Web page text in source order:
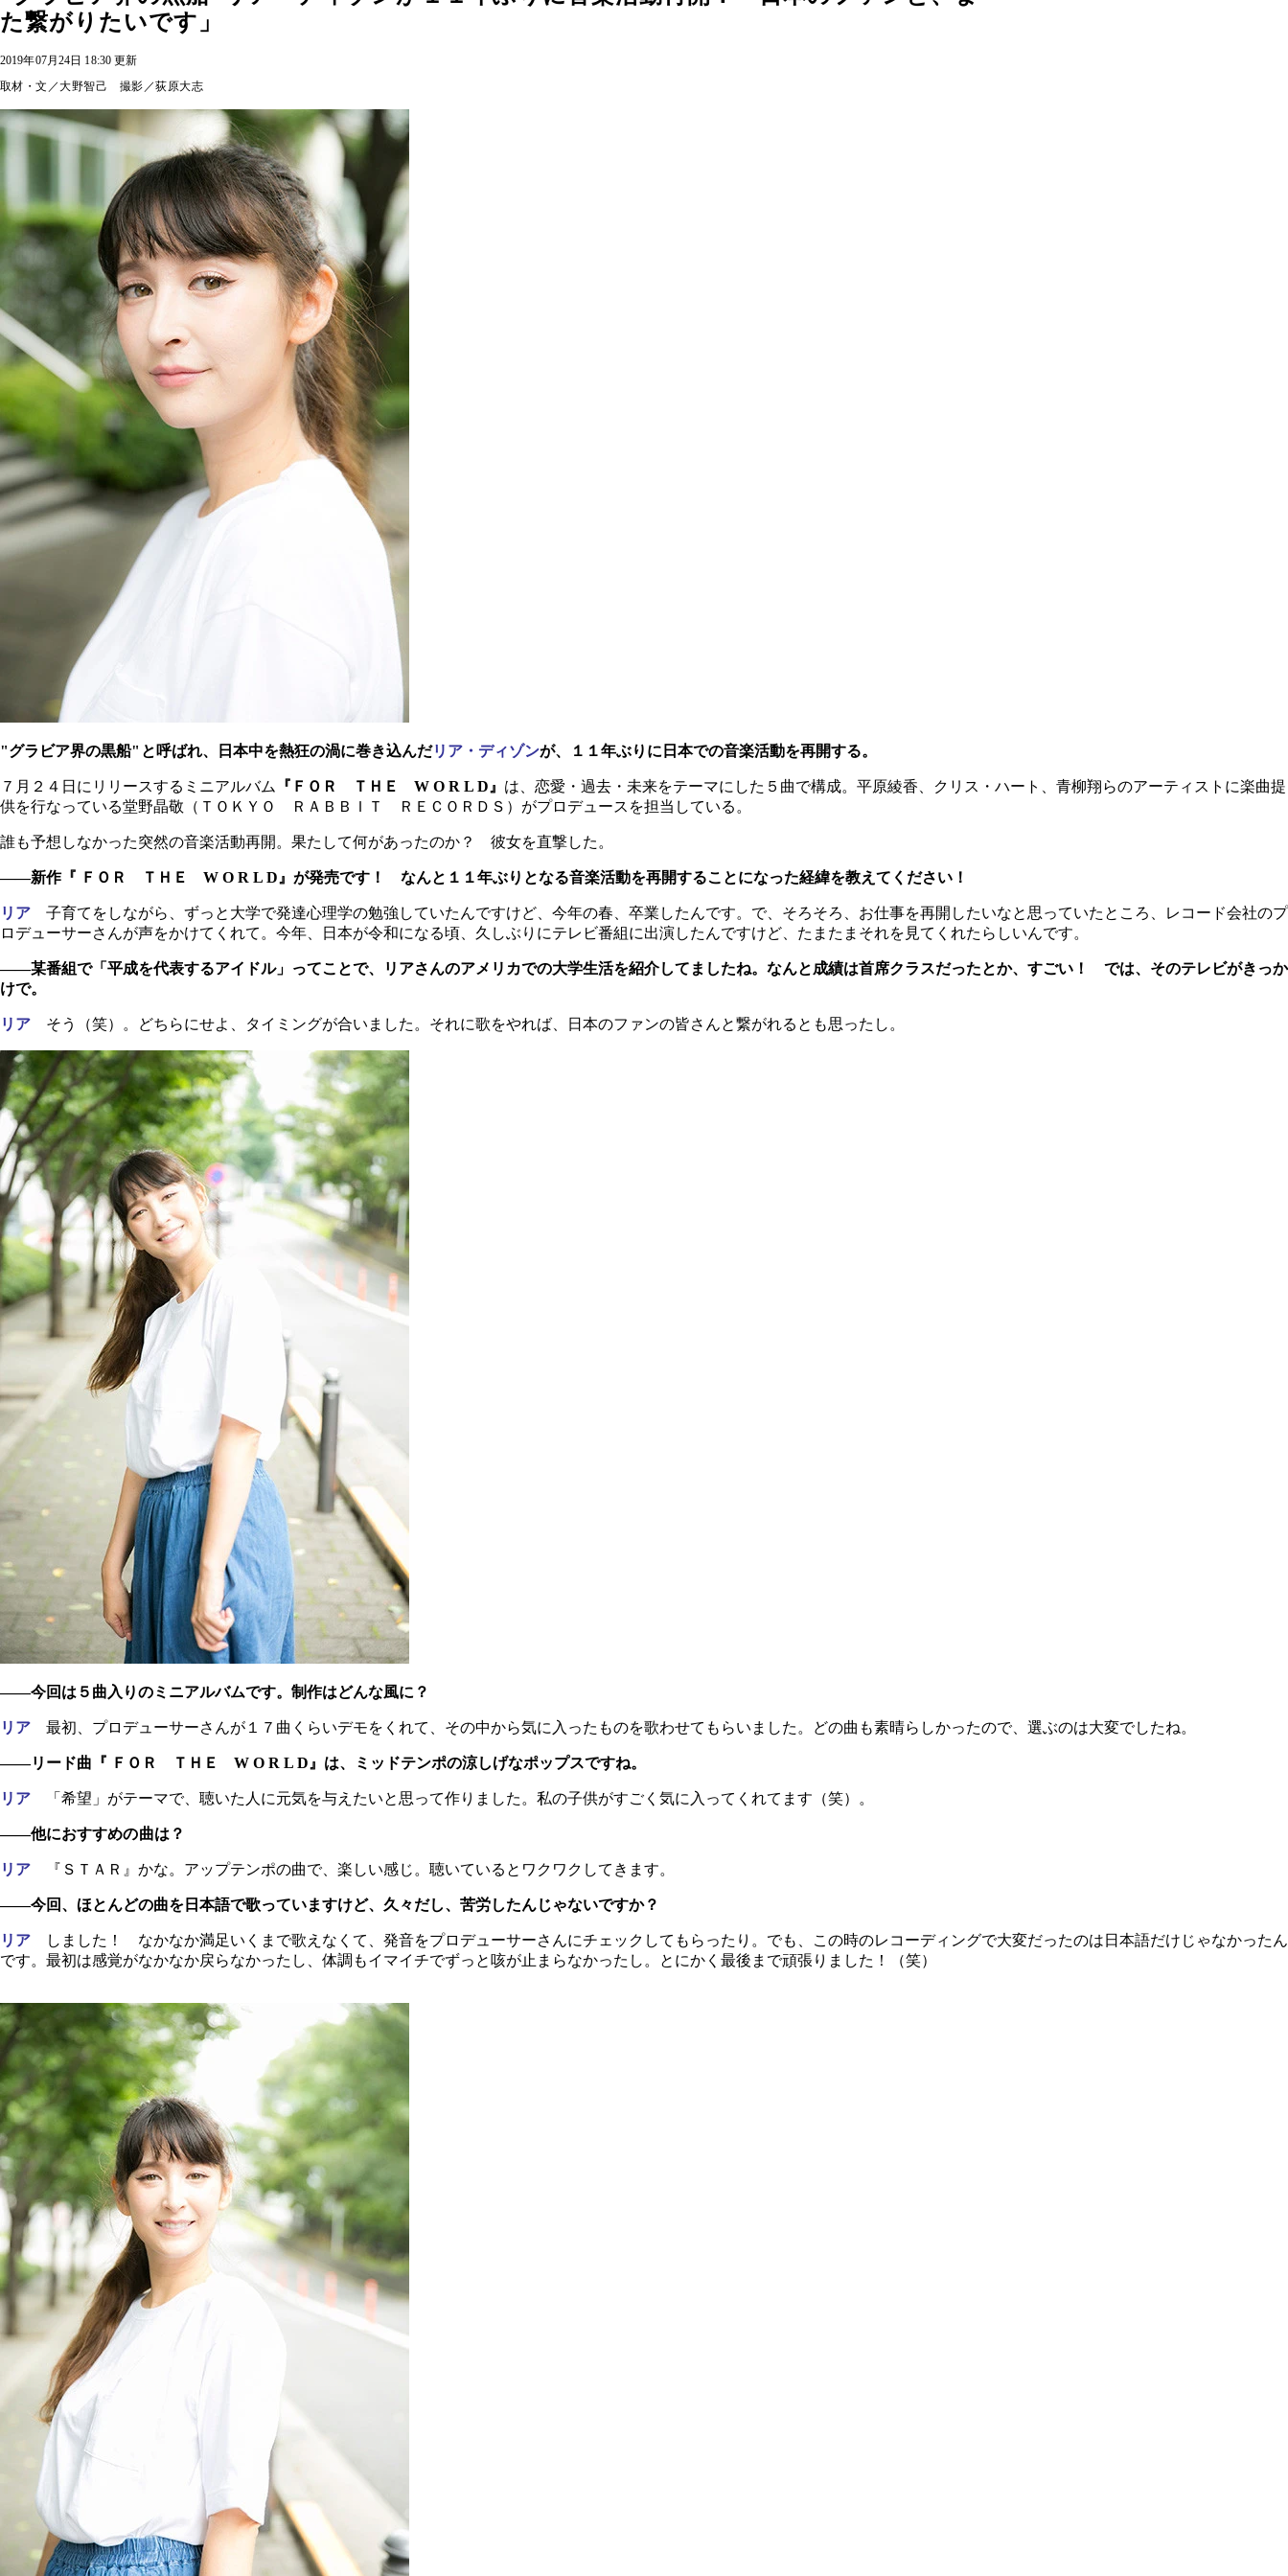
た繋がりたいです」
2019年07月24日 18:30 更新
取材・文／大野智己 撮影／荻原大志
"グラビア界の黒船" と呼ばれ、日本中を熱狂の渦に巻き込んだリア・ディゾンが、１１年ぶりに日本での音楽活動を再開する。
７月２４日にリリースするミニアルバム 『ＦＯＲ ＴＨＥ W O R L D』 は、恋愛・過去・未来をテーマにした５曲で構成。平原綾香、クリス・ハート、青柳翔らのアーティストに楽曲提
供を行なっている堂野晶敬（ＴＯＫＹＯ ＲＡＢＢＩＴ ＲＥＣＯＲＤＳ）がプロデュースを担当している。
誰も予想しなかった突然の音楽活動再開。果たして何があったのか？ 彼女を直撃した。
――新作『 ＦＯＲ ＴＨＥ W O R L D』が発売です！ なんと１１年ぶりとなる音楽活動を再開することになった経緯を教えてください！
リア 子育てをしながら、ずっと大学で発達心理学の勉強していたんですけど、今年の春、卒業したんです。で、そろそろ、お仕事を再開したいなと思っていたところ、レコード会社のプ
ロデューサーさんが声をかけてくれて。今年、日本が令和になる頃、久しぶりにテレビ番組に出演したんですけど、たまたまそれを見てくれたらしいんです。
――某番組で「平成を代表するアイドル」ってことで、リアさんのアメリカでの大学生活を紹介してましたね。なんと成績は首席クラスだったとか、すごい！ では、そのテレビがきっか
けで。
リア そう（笑）。どちらにせよ、タイミングが合いました。それに歌をやれば、日本のファンの皆さんと繋がれるとも思ったし。
――今回は５曲入りのミニアルバムです。制作はどんな風に？
リア 最初、プロデューサーさんが１７曲くらいデモをくれて、その中から気に入ったものを歌わせてもらいました。どの曲も素晴らしかったので、選ぶのは大変でしたね。
――リード曲『 ＦＯＲ ＴＨＥ W O R L D』は、ミッドテンポの涼しげなポップスですね。
リア 「希望」がテーマで、聴いた人に元気を与えたいと思って作りました。私の子供がすごく気に入ってくれてます（笑）。
――他におすすめの曲は？
リア 『ＳＴＡＲ』かな。アップテンポの曲で、楽しい感じ。聴いているとワクワクしてきます。
――今回、ほとんどの曲を日本語で歌っていますけど、久々だし、苦労したんじゃないですか？
リア しました！ なかなか満足いくまで歌えなくて、発音をプロデューサーさんにチェックしてもらったり。でも、この時のレコーディングで大変だったのは日本語だけじゃなかったん
です。最初は感覚がなかなか戻らなかったし、体調もイマイチでずっと咳が止まらなかったし。とにかく最後まで頑張りました ！ （笑）